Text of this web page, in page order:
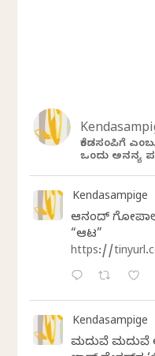
ಕೆಂಡಸಂಪಿಗೆ
ಒಂದು ಅನನ್ಯ
Kendasampige
ಆನಂದ್‌
“ಆಟ”
https://
Kendasampige
ಮದುವೆ ಮದುವೆ